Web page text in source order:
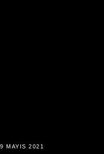
9 MAYIS 2021